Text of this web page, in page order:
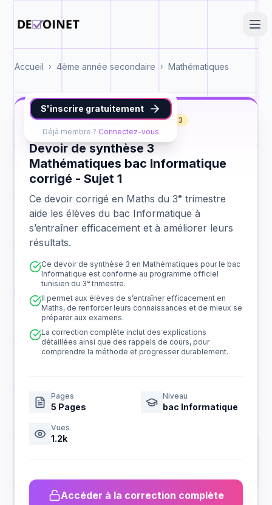
Accueil › 4ème année secondaire › Mathématiques
S'inscrire gratuitement
Déjà membre ? Connectez-vous
Maths bac Informatique synthèse 3
Devoir de synthèse 3
Mathématiques bac Informatique
corrigé - Sujet 1
Ce devoir corrigé en Maths du 3ᵉ trimestre
aide les élèves du bac Informatique à
s’entraîner efficacement et à améliorer leurs
résultats.
Ce devoir de synthèse 3 en Mathématiques pour le bac
Informatique est conforme au programme officiel
tunisien du 3ᵉ trimestre.
Il permet aux élèves de s’entraîner efficacement en
Maths, de renforcer leurs connaissances et de mieux se
préparer aux examens.
La correction complète inclut des explications
détaillées ainsi que des rappels de cours, pour
comprendre la méthode et progresser durablement.
Pages
5 Pages
Niveau
bac Informatique
Vues
1.2k
Accéder à la correction complète